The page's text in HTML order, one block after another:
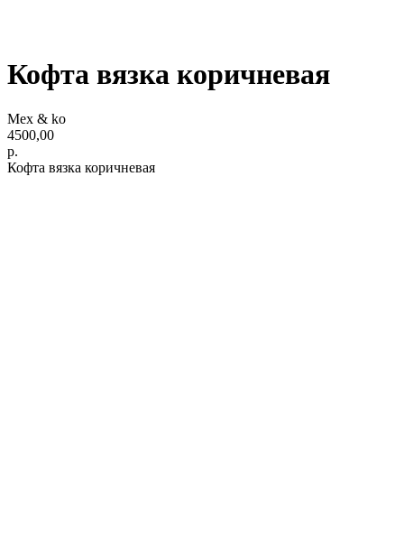
Кофта вязка коричневая
Mex & ko
4500,00
р.
Кофта вязка коричневая